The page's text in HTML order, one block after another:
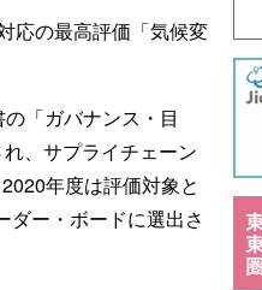
応の最高評価「気候変
「ガバナンス・目
、サプライチェーン
年度は評価対象と
ダー・ボードに選出さ